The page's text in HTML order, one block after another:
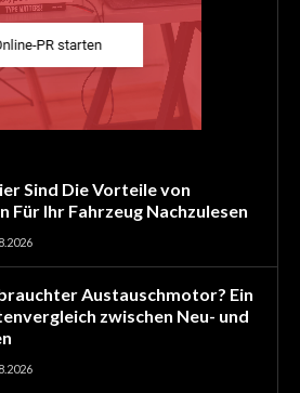
Sind Die Vorteile von
Für Ihr Fahrzeug Nachzulesen
Austauschmotor? Ein
zwischen Neu- und